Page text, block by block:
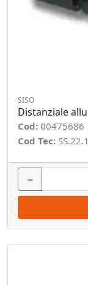
SISO
Distanziale
Cod: 00475686
Cod Tec:
−